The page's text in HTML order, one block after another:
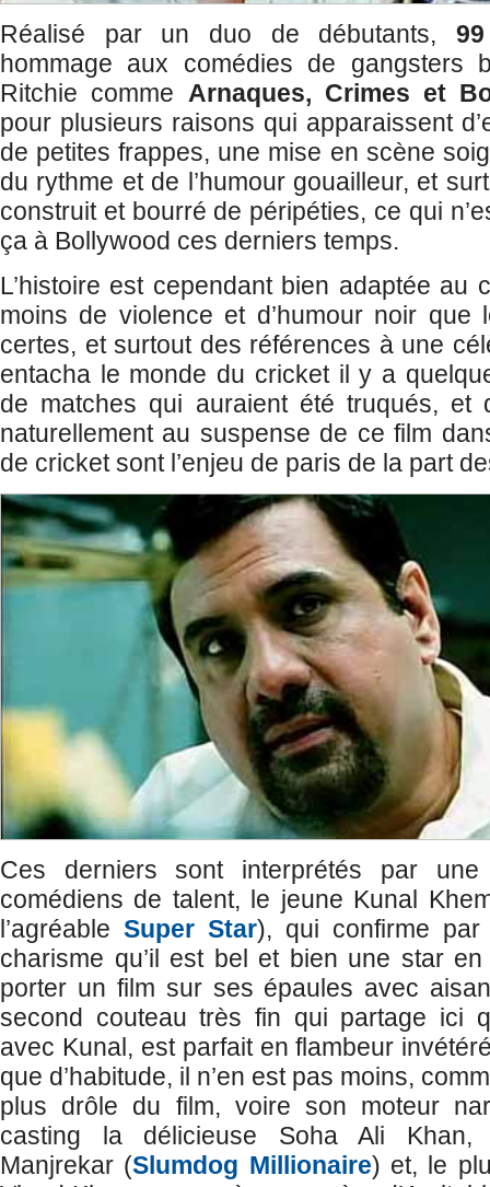
Réalisé par un duo de débutants, 99
hommage aux comédies de gangsters
Ritchie comme Arnaques, Crimes et
pour plusieurs raisons qui apparaissent
de petites frappes, une mise en scène
du rythme et de l’humour gouailleur, et
construit et bourré de péripéties, ce qui
ça à Bollywood ces derniers temps.
L’histoire est cependant bien adaptée au
moins de violence et d’humour noir que
certes, et surtout des références à une
entacha le monde du cricket il y a
de matches qui auraient été truqués, et
naturellement au suspense de ce film
de cricket sont l’enjeu de paris de la part
Ces derniers sont interprétés par
comédiens de talent, le jeune Kunal
l’agréable Super Star), qui confirme
charisme qu’il est bel et bien une star
porter un film sur ses épaules avec
second couteau très fin qui partage ici
avec Kunal, est parfait en flambeur
que d’habitude, il n’en est pas moins,
plus drôle du film, voire son moteur
casting la délicieuse Soha Ali Khan,
Manjrekar (Slumdog Millionaire) et, le